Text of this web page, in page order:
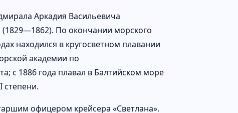
Аркадия Васильевича
По окончании морского
находился в кругосветном плавании
академии по
с 1886 года плавал в Балтийском море
степени.
офицером крейсера «Светлана».